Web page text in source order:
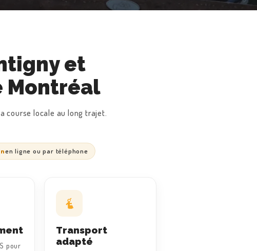
et
Montréal
course locale au long trajet.
en ligne ou par téléphone
pour
Transport
adapté